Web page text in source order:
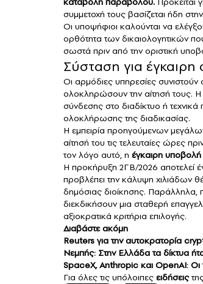
συμμετοχή τους βασίζεται ήδη
Οι υποψήφιοι καλούνται να
ορθότητα των δικαιολογητικών
σωστά πριν από την οριστική
Σύσταση για έγκαιρη
Οι αρμόδιες υπηρεσίες συνιστούν
ολοκληρώσουν την αίτησή τους.
σύνδεσης στο διαδίκτυο ή
ολοκλήρωσης της διαδικασίας.
Η εμπειρία προηγούμενων
αίτησή του τις τελευταίες ώρες
τον λόγο αυτό, η έγκαιρη
Η προκήρυξη 2ΓΒ/2026 αποτελεί
προβλέπει την κάλυψη χιλιάδων
δημόσιας διοίκησης. Παράλληλα,
διεκδικήσουν μια σταθερή
αξιοκρατικά κριτήρια επιλογής.
Διαβάστε ακόμη
Reuters για την αυτοκρατορία
Νεμπής: Στην Ελλάδα τα δίκτυα
SpaceX, Anthropic και OpenAI: Οι
Για όλες τις υπόλοιπες ειδήσεις